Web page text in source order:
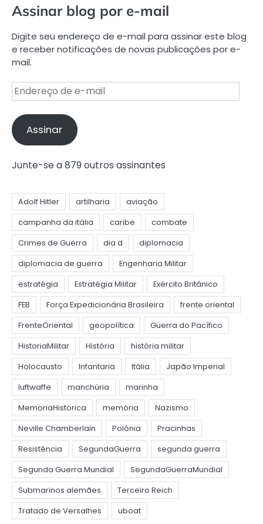
Assinar blog por e-mail
Digite seu endereço de e-mail para assinar este blog
e receber notificações de novas publicações por e-
mail.
Endereço
de
e-
mailAssinar
Junte-se a 879 outros assinantes